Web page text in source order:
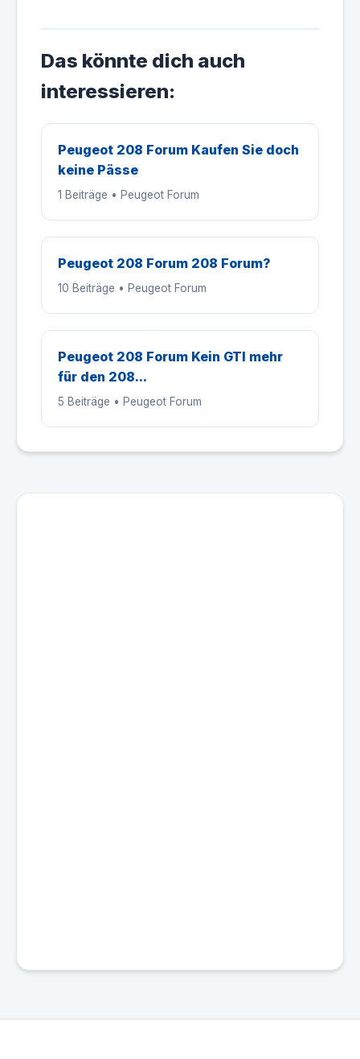
Das könnte dich auch
interessieren:
Peugeot 208 Forum Kaufen Sie doch
keine Pässe
1 Beiträge • Peugeot Forum
Peugeot 208 Forum 208 Forum?
10 Beiträge • Peugeot Forum
Peugeot 208 Forum Kein GTI mehr
für den 208...
5 Beiträge • Peugeot Forum